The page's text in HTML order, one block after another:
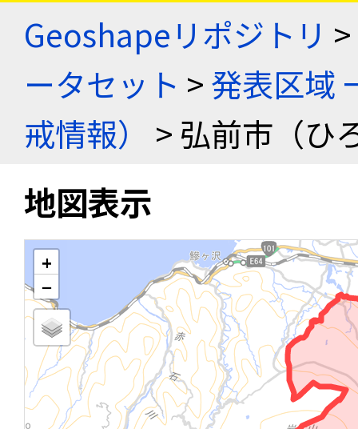
Geoshapeリポジトリ >
ータセット >発表区域
戒情報）
> 弘前市（ひ
地図表示
+
−